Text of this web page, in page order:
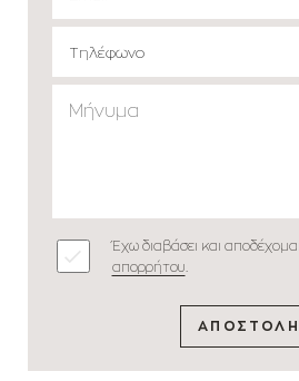
Έχω διαβάσει και
απορρήτου
ΑΠΟΣΤΟΛΗ